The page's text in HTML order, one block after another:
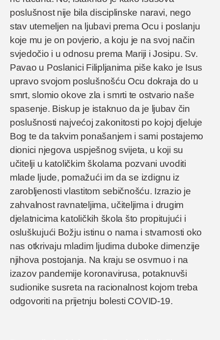
poslušnost nije bila disciplinske naravi, nego
stav utemeljen na ljubavi prema Ocu i poslanju
koje mu je on povjerio, a koju je na svoj način
svjedočio i u odnosu prema Mariji i Josipu. Sv.
Pavao u Poslanici Filipljanima piše kako je Isus
upravo svojom poslušnošću Ocu dokraja do u
smrt, slomio okove zla i smrti te ostvario naše
spasenje. Biskup je istaknuo da je ljubav čin
poslušnosti najvećoj zakonitosti po kojoj djeluje
Bog te da takvim ponašanjem i sami postajemo
dionici njegova uspješnog svijeta, u koji su
učitelji u katoličkim školama pozvani uvoditi
mlade ljude, pomažući im da se izdignu iz
zarobljenosti vlastitom sebičnošću. Izrazio je
zahvalnost ravnateljima, učiteljima i drugim
djelatnicima katoličkih škola što propitujući i
osluškujući Božju istinu o nama i stvarnosti oko
nas otkrivaju mladim ljudima duboke dimenzije
njihova postojanja. Na kraju se osvrnuo i na
izazov pandemije koronavirusa, potaknuvši
sudionike susreta na racionalnost kojom treba
odgovoriti na prijetnju bolesti COVID-19.